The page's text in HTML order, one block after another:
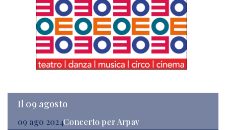
Il 09 agosto
09 ago 2024Concerto per Arpav